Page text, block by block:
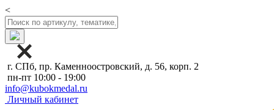
<
г. СПб, пр. Каменноостровский, д. 56, корп. 2
пн-пт 10:00 - 19:00
info@kubokmedal.ru
Личный кабинет